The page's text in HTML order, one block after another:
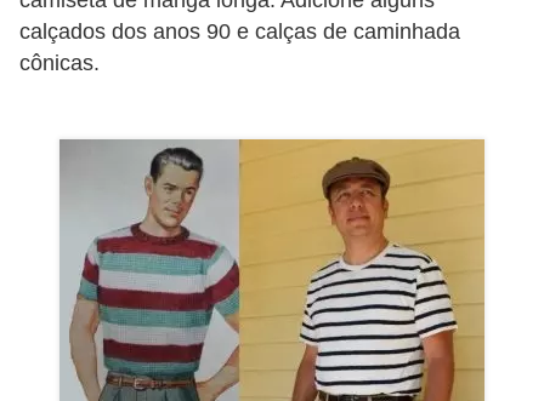
calçados dos anos 90 e calças de caminhada
cônicas.